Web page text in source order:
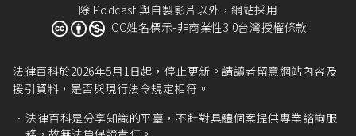
除 Podcast 與自製影片以外，網站採用
CC姓名標示-非商業性3.0台灣授權條款
法律百科於2026年5月1日起，停止更新。請讀者留意網站內容及
援引資料，是否與現行法令規定相符。
法律百科是分享知識的平臺，不針對具體個案提供專業諮詢服